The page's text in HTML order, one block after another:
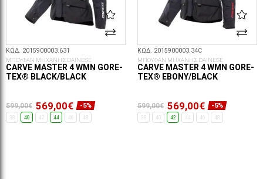
ΚΩΔ. 2015900003.631
ΜΠΟΥΦΑΝ ΜΗΧΑΝΗΣ DAINESE
CARVE MASTER 4 WMN GORE-
TEX® BLACK/BLACK
599,00€ 569,00€ -5%
38 40 42 44 46 48
ΚΩΔ. 2015900003.34C
ΜΠΟΥΦΑΝ ΜΗΧΑΝΗΣ DAINESE
CARVE MASTER 4 WMN GORE-
TEX® EBONY/BLACK
599,00€ 569,00€ -5%
38 40 42 44 46 48